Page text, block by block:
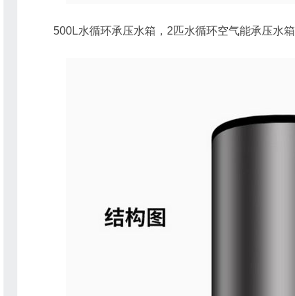
500L水循环承压水箱，2匹水循环空气能承压水箱